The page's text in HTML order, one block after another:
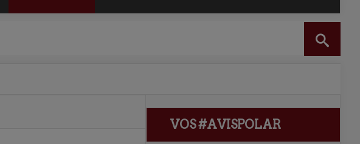
VOS #AVISPOLAR